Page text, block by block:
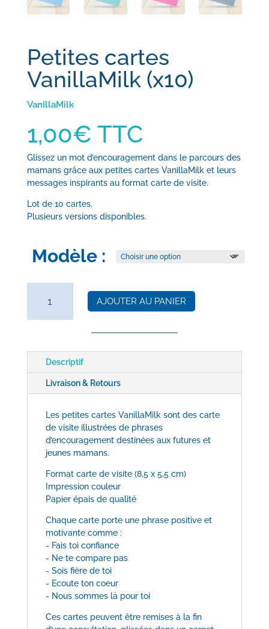
Petites cartes
VanillaMilk (x10)
VanillaMilk
1,00€ TTC
Glissez un mot d’encouragement dans le parcours des
mamans grâce aux petites cartes VanillaMilk et leurs
messages inspirants au format carte de visite.
Lot de 10 cartes.
Plusieurs versions disponibles.
Modèle :
quantité
de
cartes
VanillaMilk
(x10)
AJOUTER AU PANIER
Descriptif
Livraison & Retours
Les petites cartes VanillaMilk sont des carte
de visite illustrées de phrases
d’encouragement destinées aux futures et
jeunes mamans.
Format carte de visite (8,5 x 5,5 cm)
Impression couleur
Papier épais de qualité
Chaque carte porte une phrase positive et
motivante comme :
- Fais toi confiance
- Ne te compare pas
- Sois fière de toi
- Ecoute ton coeur
- Nous sommes là pour toi
Ces cartes peuvent être remises à la fin